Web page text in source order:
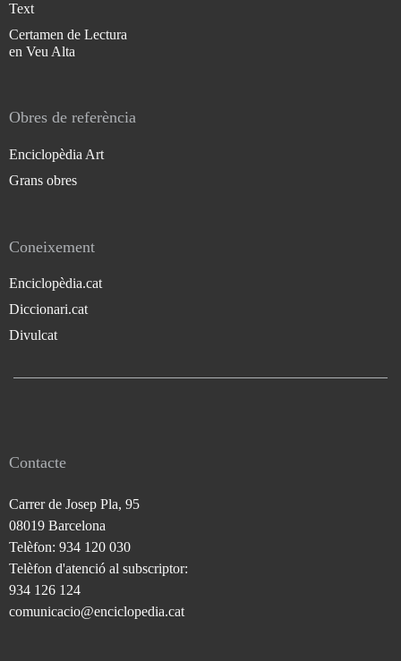
Text
Certamen de Lectura
en Veu Alta
Obres de referència
Enciclopèdia Art
Grans obres
Coneixement
Enciclopèdia.cat
Diccionari.cat
Divulcat
Contacte
Carrer de Josep Pla, 95
08019 Barcelona
Telèfon: 934 120 030
Telèfon d'atenció al subscriptor:
934 126 124
comunicacio@enciclopedia.cat